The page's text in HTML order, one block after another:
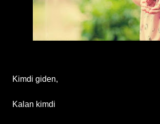
Kimdi giden,
Kalan kimdi